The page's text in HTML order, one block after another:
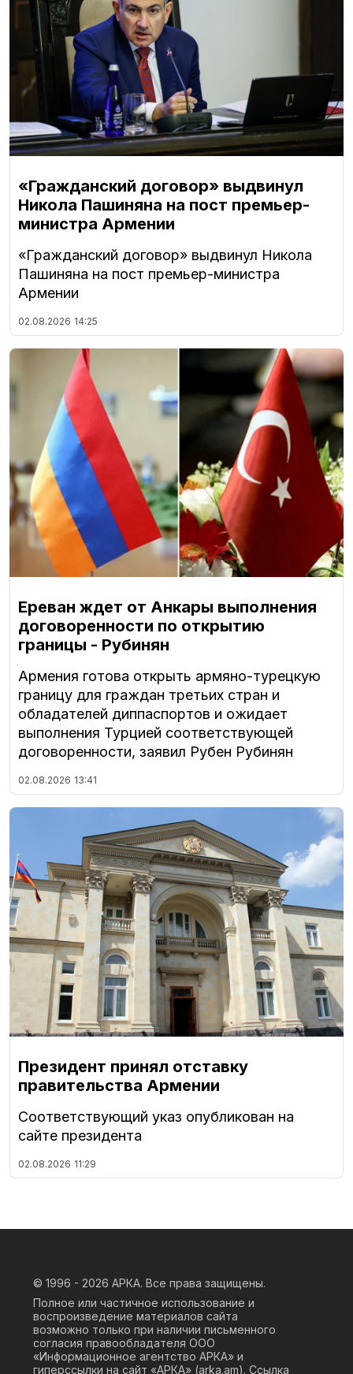
«Гражданский договор» выдвинул
Никола Пашиняна на пост премьер-
министра Армении
«Гражданский договор» выдвинул Никола
Пашиняна на пост премьер-министра
Армении
02.08.2026 14:25
Ереван ждет от Анкары выполнения
договоренности по открытию
границы - Рубинян
Армения готова открыть армяно-турецкую
границу для граждан третьих стран и
обладателей диппаспортов и ожидает
выполнения Турцией соответствующей
договоренности, заявил Рубен Рубинян
02.08.2026 13:41
Президент принял отставку
правительства Армении
Соответствующий указ опубликован на
сайте президента
02.08.2026 11:29
© 1996 - 2026 АРКА. Все права защищены.
Полное или частичное использование и
воспроизведение материалов сайта
возможно только при наличии письменного
согласия правообладателя ООО
«Информационное агентство АРКА» и
гиперссылки на сайт «АРКА» (arka.am). Ссылка